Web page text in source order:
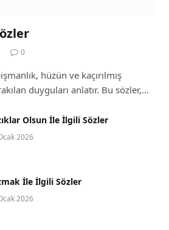
0
hüzün ve kaçırılmış
duyguları anlatır. Bu sözler,…
Olsun İle İlgili Sözler
2026
İle İlgili Sözler
2026